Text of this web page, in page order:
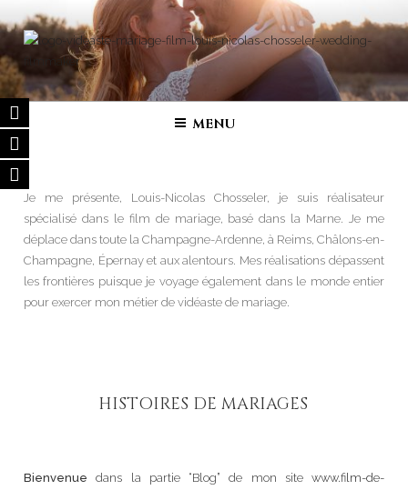
au
contenu
principalFILM DE MARIAGE | VIDÉASTE
Vidéaste de mariage – Film de Mariage haut de gamme en France,
Belgique, Luxembourg, Suisse, Italie…
MENU
Je me présente, Louis-Nicolas Chosseler, je suis réalisateur
spécialisé dans le film de mariage, basé dans la Marne. Je me
déplace dans toute la Champagne-Ardenne, à Reims, Châlons-en-
Champagne, Épernay et aux alentours. Mes réalisations dépassent
les frontières puisque je voyage également dans le monde entier
pour exercer mon métier de vidéaste de mariage.
HISTOIRES DE MARIAGES
Bienvenue dans la partie “Blog” de mon site www.film-de-